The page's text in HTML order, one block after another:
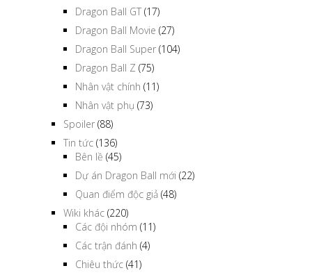
Dragon Ball GT (17)
Dragon Ball Movie (27)
Dragon Ball Super (104)
Dragon Ball Z (75)
Nhân vật chính (11)
Nhân vật phụ (73)
Spoiler (88)
Tin tức (136)
Bên lề (45)
Dự án Dragon Ball mới (22)
Quan điểm độc giả (48)
Wiki khác (220)
Các đội nhóm (11)
Các trận đánh (4)
Chiêu thức (41)